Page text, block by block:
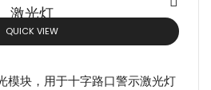
QUICK VIEW
块，用于十字路口警示激光灯